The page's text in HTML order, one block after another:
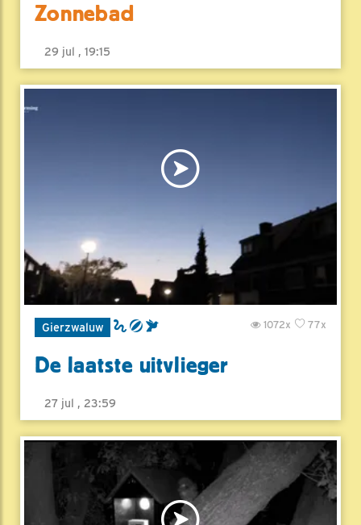
Zonnebad
29 jul , 19:15
Gierzwaluw 77x
1072x
De laatste uitvlieger
27 jul , 23:59